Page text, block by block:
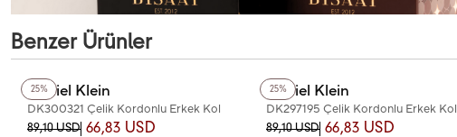
Benzer Ürünler
25%
+4Renk
Daniel Klein
DK300321 Çelik Kordonlu Erkek Kol
Saati
89,10 USD 66,83 USD
25%
+2Renk
Daniel Klein
DK297195 Çelik Kordonlu Erkek Kol
Saati
89,10 USD 66,83 USD